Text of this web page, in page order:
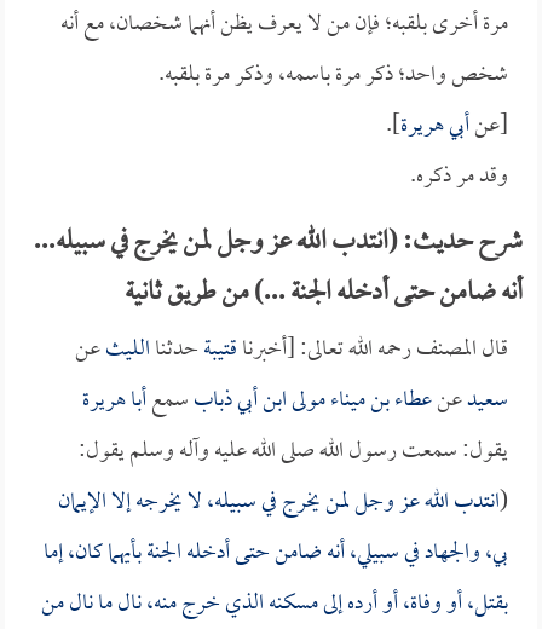
مرة أخرى بلقبه؛ فإن من لا يعرف يظن أنهما شخصان، مع أنه
شخص واحد؛ ذكر مرة باسمه، وذكر مرة بلقبه.
[عنأبي هريرة].
وقد مر ذكره.
شرح حديث: (انتدب الله عز وجل لمن يخرج في سبيله...
أنه ضامن حتى أدخله الجنة ...) من طريق ثانية
قال المصنف رحمه الله تعالى: [أخبرناقتيبةحدثناالليثعن
سعيدعنعطاء بن ميناء مولى ابن أبي ذبابسمعأبا هريرة
يقول: سمعت رسول الله صلى الله عليه وآله وسلم يقول:
(انتدب الله عز وجل لمن يخرج في سبيله، لا يخرجه إلا الإيمان
بي، والجهاد في سبيلي، أنه ضامن حتى أدخله الجنة بأيهما كان، إما
بقتل، أو وفاة، أو أرده إلى مسكنه الذي خرج منه، نال ما نال من